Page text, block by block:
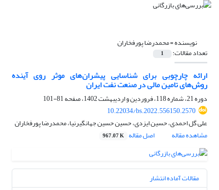
نویسنده =محمدرضا پورفخاران
تعداد مقالات: 1
ارائه چارچوبی برای شناسایی پیشران‌های موثر روی آینده
روش‌های تامین مالی در صنعت نفت ایران
دوره 21، شماره 118، فروردین و اردیبهشت 1402، صفحه
81-101
10.22034/bs.2022.556150.2570
علی گل احمدی، حسین ایزدی، حسین حسین جهانگیرنیا، محمدرضا پورفخاران
مشاهده مقاله
اصل مقاله 967.07 K
مقالات آماده انتشار